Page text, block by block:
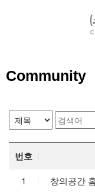
Community
번호
1 창의공간